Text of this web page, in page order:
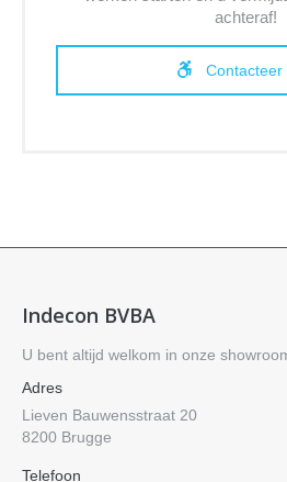
achteraf!
Contacteer
Indecon BVBA
U bent altijd welkom in onze
Adres
Lieven Bauwensstraat 20
8200 Brugge
Telefoon